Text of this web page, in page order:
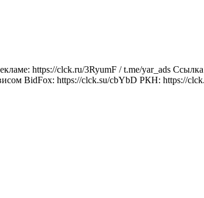
https://clck.ru/3RyumF / t.me/yar_ads
BidFox: https://clck.su/cbYbD РКН: https://